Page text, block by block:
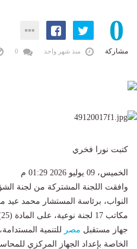
0
مشاركة منذ شهر واحد
كتبت نورا فخري
الخميس، 09 يوليو 2026 01:29 م
وافقت اللجنة المشتركة من لجنة
النواب، برئاسة المستشار محمد عيد
جهاز مستقبل مصر للتنمية
الخاصة بإعداد الجهاز المركزي